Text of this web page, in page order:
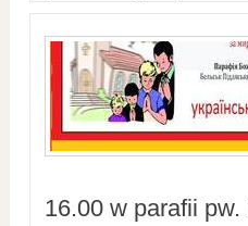
16.00 w parafii